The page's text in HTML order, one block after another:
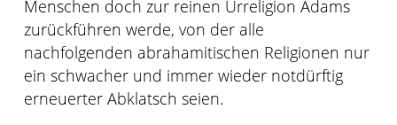
Menschen doch zur reinen Urreligion Adams
zurückführen werde, von der alle
nachfolgenden abrahamitischen Religionen nur
ein schwacher und immer wieder notdürftig
erneuerter Abklatsch seien.